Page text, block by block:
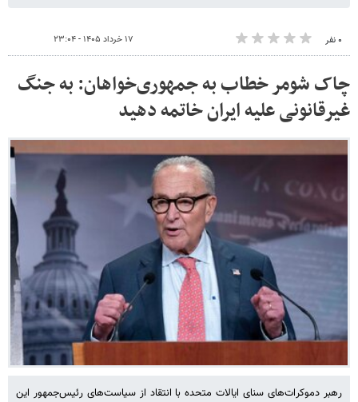
۰ نفر ۱۷ خرداد ۱۴۰۵ - ۲۳:۰۴
چاک شومر خطاب به جمهوری‌خواهان: به جنگ
غیرقانونی علیه ایران خاتمه دهید
رهبر دموکرات‌های سنای ایالات متحده با انتقاد از سیاست‌های رئیس‌جمهور این